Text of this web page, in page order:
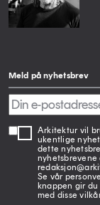
Meld på nyhetsbrev
Arkitektur vil
ukentlige
dette
nyhetsbrevene
Se vår
knappen gir
med disse